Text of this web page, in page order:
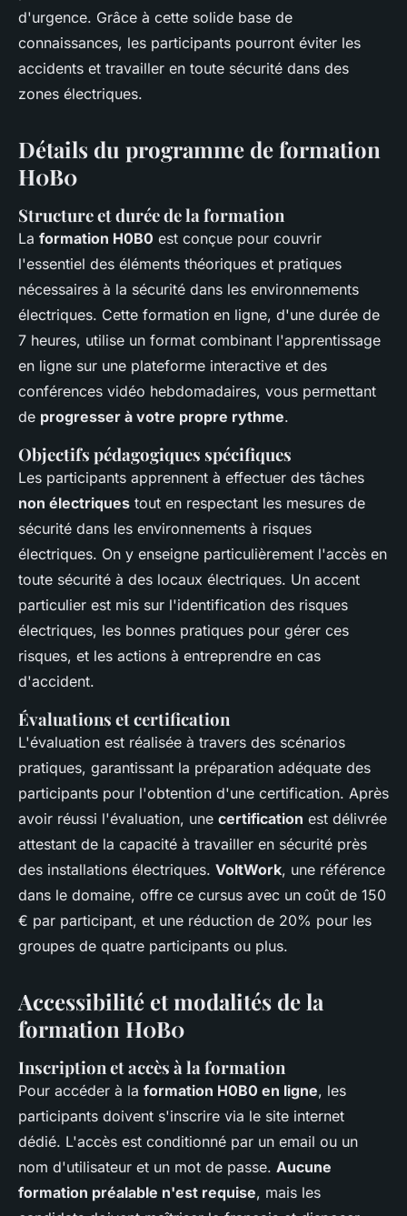
d'urgence. Grâce à cette solide base de
connaissances, les participants pourront éviter les
accidents et travailler en toute sécurité dans des
zones électriques.
Détails du programme de formation
H0B0
Structure et durée de la formation
La formation H0B0 est conçue pour couvrir
l'essentiel des éléments théoriques et pratiques
nécessaires à la sécurité dans les environnements
électriques. Cette formation en ligne, d'une durée de
7 heures, utilise un format combinant l'apprentissage
en ligne sur une plateforme interactive et des
conférences vidéo hebdomadaires, vous permettant
de progresser à votre propre rythme.
Objectifs pédagogiques spécifiques
Les participants apprennent à effectuer des tâches
non électriques tout en respectant les mesures de
sécurité dans les environnements à risques
électriques. On y enseigne particulièrement l'accès en
toute sécurité à des locaux électriques. Un accent
particulier est mis sur l'identification des risques
électriques, les bonnes pratiques pour gérer ces
risques, et les actions à entreprendre en cas
d'accident.
Évaluations et certification
L'évaluation est réalisée à travers des scénarios
pratiques, garantissant la préparation adéquate des
participants pour l'obtention d'une certification. Après
avoir réussi l'évaluation, une certification est délivrée
attestant de la capacité à travailler en sécurité près
des installations électriques. VoltWork, une référence
dans le domaine, offre ce cursus avec un coût de 150
€ par participant, et une réduction de 20% pour les
groupes de quatre participants ou plus.
Accessibilité et modalités de la
formation H0B0
Inscription et accès à la formation
Pour accéder à la formation H0B0 en ligne, les
participants doivent s'inscrire via le site internet
dédié. L'accès est conditionné par un email ou un
nom d'utilisateur et un mot de passe. Aucune
formation préalable n'est requise, mais les